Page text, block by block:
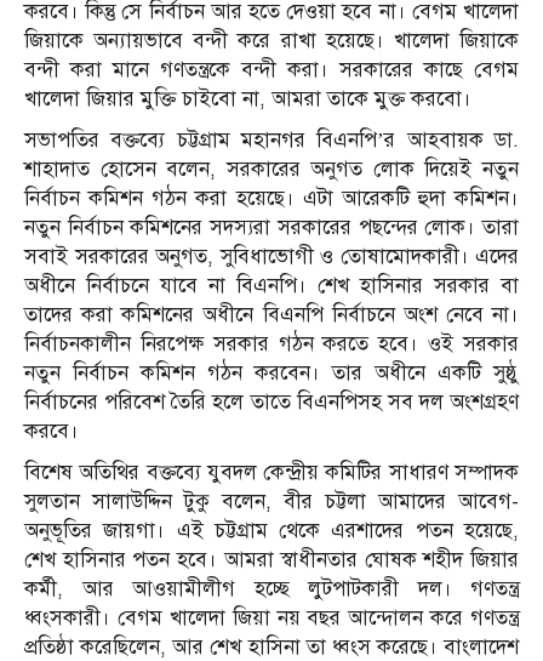
করবে। কিন্তু সে নির্বাচন আর হতে দেওয়া হবে না। বেগম খালেদা
জিয়াকে অন্যায়ভাবে বন্দী করে রাখা হয়েছে। খালেদা জিয়াকে
বন্দী করা মানে গণতন্ত্রকে বন্দী করা। সরকারের কাছে বেগম
খালেদা জিয়ার মুক্তি চাইবো না, আমরা তাকে মুক্ত করবো।
সভাপতির বক্তব্যে চট্টগ্রাম মহানগর বিএনপি’র আহবায়ক ডা.
শাহাদাত হোসেন বলেন, সরকারের অনুগত লোক দিয়েই নতুন
নির্বাচন কমিশন গঠন করা হয়েছে। এটা আরেকটি হুদা কমিশন।
নতুন নির্বাচন কমিশনের সদস্যরা সরকারের পছন্দের লোক। তারা
সবাই সরকারের অনুগত, সুবিধাভোগী ও তোষামোদকারী। এদের
অধীনে নির্বাচনে যাবে না বিএনপি। শেখ হাসিনার সরকার বা
তাদের করা কমিশনের অধীনে বিএনপি নির্বাচনে অংশ নেবে না।
নির্বাচনকালীন নিরপেক্ষ সরকার গঠন করতে হবে। ওই সরকার
নতুন নির্বাচন কমিশন গঠন করবেন। তার অধীনে একটি সুষ্ঠু
নির্বাচনের পরিবেশ তৈরি হলে তাতে বিএনপিসহ সব দল অংশগ্রহণ
করবে।
বিশেষ অতিথির বক্তব্যে যুবদল কেন্দ্রীয় কমিটির সাধারণ সম্পাদক
সুলতান সালাউদ্দিন টুকু বলেন, বীর চট্টলা আমাদের আবেগ-
অনুভূতির জায়গা। এই চট্টগ্রাম থেকে এরশাদের পতন হয়েছে,
শেখ হাসিনার পতন হবে। আমরা স্বাধীনতার ঘোষক শহীদ জিয়ার
কর্মী, আর আওয়ামীলীগ হচ্ছে লুটপাটকারী দল। গণতন্ত্র
ধ্বংসকারী। বেগম খালেদা জিয়া নয় বছর আন্দোলন করে গণতন্ত্র
প্রতিষ্ঠা করেছিলেন, আর শেখ হাসিনা তা ধ্বংস করেছে। বাংলাদেশ